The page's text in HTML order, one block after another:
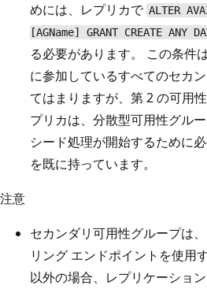
めには、レプリカで ALTER
[AGName] GRANT CREATE ANY
る必要があります。 この条件
に参加しているすべてのセカ
てはまりますが、第 2 の可用
プリカは、分散型可用性グル
シード処理が開始するために
を既に持っています。
注意
セカンダリ可用性グループは
リング エンドポイントを使用
以外の場合、レプリケーショ